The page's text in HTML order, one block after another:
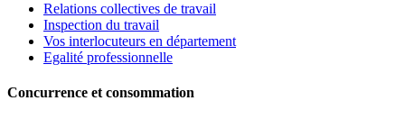
Relations collectives de travail
Inspection du travail
Vos interlocuteurs en département
Egalité professionnelle
Concurrence et consommation